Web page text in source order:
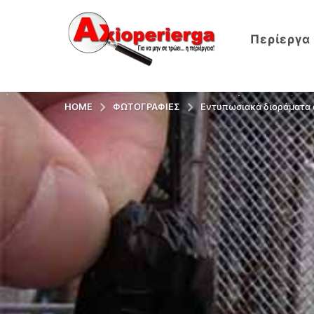
Περίεργα
HOME ΦΩΤΟΓΡΑΦΊΕΣ Εντυπωσιακά διοράματα